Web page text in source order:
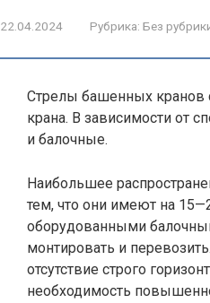
22.04.2024 Рубрика: Без
Стрелы башенных кранов
крана. В зависимости от
и балочные.
Наибольшее
тем, что они имеют на
оборудованными
монтировать и
отсутствие строго
необходимость